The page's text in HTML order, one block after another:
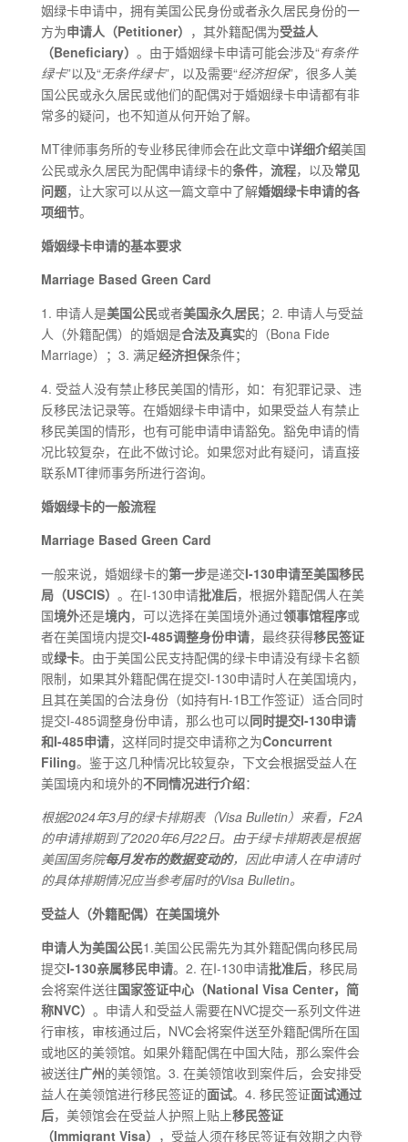
姻绿卡申请中，拥有美国公民身份或者永久居民身份的一
方为申请人（Petitioner） ，其外籍配偶为受益人
（Beneficiary） 。由于婚姻绿卡申请可能会涉及“有条件
绿卡”以及“无条件绿卡”，以及需要“经济担保”，很多人美
国公民或永久居民或他们的配偶对于婚姻绿卡申请都有非
常多的疑问，也不知道从何开始了解。
MT律师事务所的专业移民律师会在此文章中详细介绍美国
公民或永久居民为配偶申请绿卡的条件， 流程，以及常见
问题，让大家可以从这一篇文章中了解婚姻绿卡申请的各
项细节。
婚姻绿卡申请的基本要求
Marriage Based Green Card
1. 申请人是美国公民或者美国永久居民；2. 申请人与受益
人（外籍配偶）的婚姻是合法及真实的（Bona Fide
Marriage）；3. 满足经济担保条件；
4. 受益人没有禁止移民美国的情形，如：有犯罪记录、违
反移民法记录等。在婚姻绿卡申请中，如果受益人有禁止
移民美国的情形，也有可能申请申请豁免。豁免申请的情
况比较复杂，在此不做讨论。如果您对此有疑问，请直接
联系MT律师事务所进行咨询。
婚姻绿卡的一般流程
Marriage Based Green Card
一般来说，婚姻绿卡的第一步是递交I-130申请至美国移民
局（USCIS） 。在I-130申请批准后，根据外籍配偶人在美
国境外还是境内，可以选择在美国境外通过领事馆程序或
者在美国境内提交I-485调整身份申请，最终获得移民签证
或绿卡。由于美国公民支持配偶的绿卡申请没有绿卡名额
限制，如果其外籍配偶在提交I-130申请时人在美国境内，
且其在美国的合法身份（如持有H-1B工作签证）适合同时
提交I-485调整身份申请，那么也可以同时提交I-130申请
和I-485申请，这样同时提交申请称之为Concurrent
Filing。鉴于这几种情况比较复杂，下文会根据受益人在
美国境内和境外的不同情况进行介绍：
根据2024年3月的绿卡排期表（Visa Bulletin）来看，F2A
的申请排期到了2020年6月22日。由于绿卡排期表是根据
美国国务院每月发布的数据变动的，因此申请人在申请时
的具体排期情况应当参考届时的Visa Bulletin。
受益人（外籍配偶）在美国境外
申请人为美国公民1.美国公民需先为其外籍配偶向移民局
提交I-130亲属移民申请。2. 在I-130申请批准后，移民局
会将案件送往国家签证中心（National Visa Center，简
称NVC） 。申请人和受益人需要在NVC提交一系列文件进
行审核，审核通过后，NVC会将案件送至外籍配偶所在国
或地区的美领馆。如果外籍配偶在中国大陆，那么案件会
被送往广州的美领馆。3. 在美领馆收到案件后，会安排受
益人在美领馆进行移民签证的面试。4. 移民签证面试通过
后，美领馆会在受益人护照上贴上移民签证
（ImmigrantVisa） ，受益人须在移民签证有效期之内登